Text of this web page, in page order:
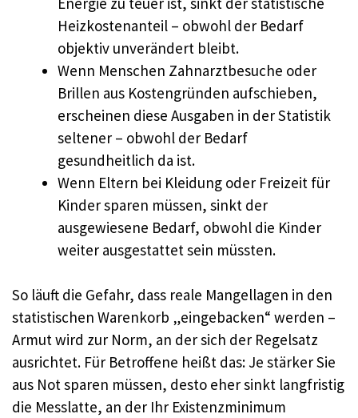
Heizkostenanteil – obwohl der Bedarf
objektiv unverändert bleibt.
Wenn Menschen Zahnarztbesuche oder
Brillen aus Kostengründen aufschieben,
erscheinen diese Ausgaben in der Statistik
seltener – obwohl der Bedarf
gesundheitlich da ist.
Wenn Eltern bei Kleidung oder Freizeit für
Kinder sparen müssen, sinkt der
ausgewiesene Bedarf, obwohl die Kinder
weiter ausgestattet sein müssten.
So läuft die Gefahr, dass reale Mangellagen in den
statistischen Warenkorb „eingebacken“ werden –
Armut wird zur Norm, an der sich der Regelsatz
ausrichtet. Für Betroffene heißt das: Je stärker Sie
aus Not sparen müssen, desto eher sinkt langfristig
die Messlatte, an der Ihr Existenzminimum